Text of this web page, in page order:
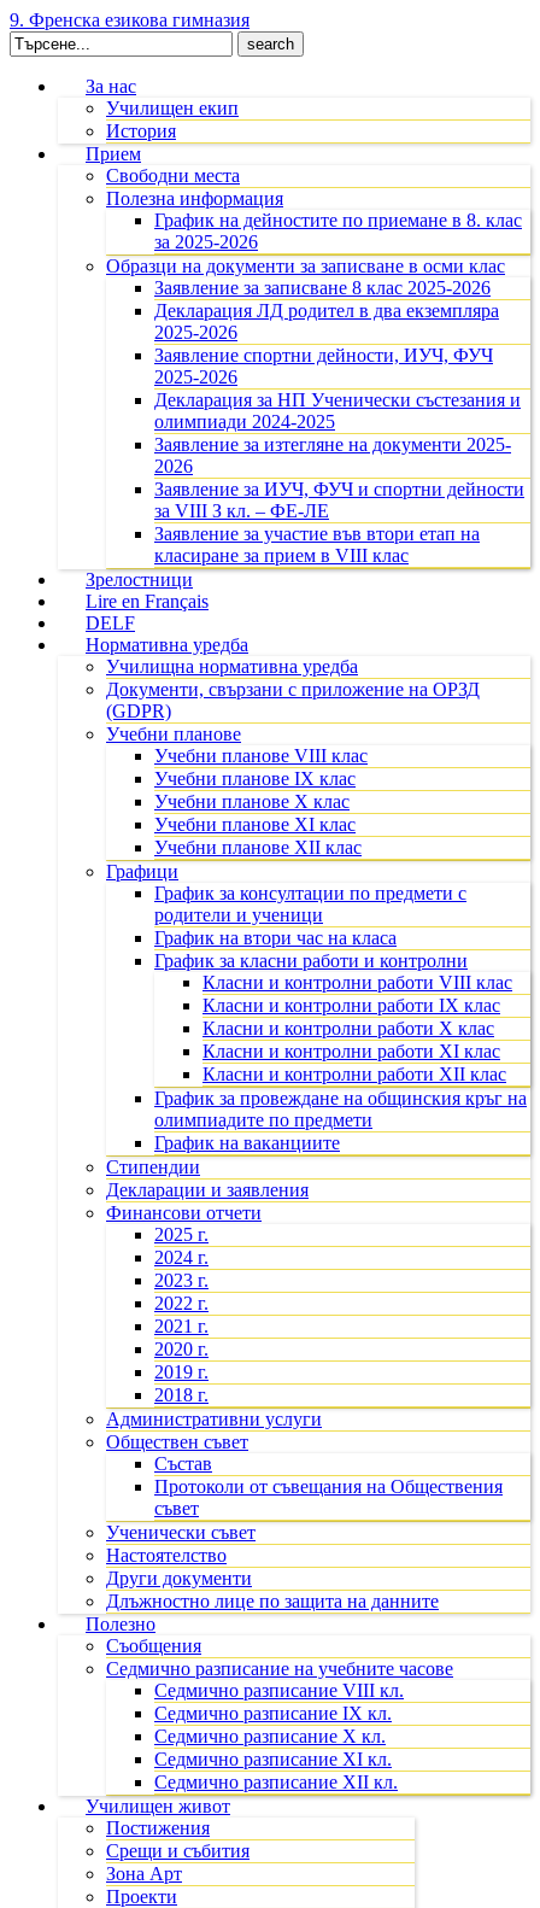
9. Френска езикова гимназия
Search
for:
За нас
Училищен екип
История
Прием
Свободни места
Полезна информация
График на дейностите по приемане в 8. клас
за 2025-2026
Образци на документи за записване в осми клас
Заявление за записване 8 клас 2025-2026
Декларация ЛД родител в два екземпляра
2025-2026
Заявление спортни дейности, ИУЧ, ФУЧ
2025-2026
Декларация за НП Ученически състезания и
олимпиади 2024-2025
Заявление за изтегляне на документи 2025-
2026
Заявление за ИУЧ, ФУЧ и спортни дейности
за VIII З кл. – ФЕ-ЛЕ
Заявление за участие във втори етап на
класиране за прием в VIII клас
Зрелостници
Lire en Français
DELF
Нормативна уредба
Училищна нормативна уредба
Документи, свързани с приложение на ОРЗД
(GDPR)
Учебни планове
Учебни планове VIII клас
Учебни планове IX клас
Учебни планове X клас
Учебни планове XI клас
Учебни планове XII клас
Графици
График за консултации по предмети с
родители и ученици
График на втори час на класа
График за класни работи и контролни
Класни и контролни работи VIII клас
Класни и контролни работи IX клас
Класни и контролни работи X клас
Класни и контролни работи XI клас
Класни и контролни работи XII клас
График за провеждане на общинския кръг на
олимпиадите по предмети
График на ваканциите
Стипендии
Декларации и заявления
Финансови отчети
2025 г.
2024 г.
2023 г.
2022 г.
2021 г.
2020 г.
2019 г.
2018 г.
Административни услуги
Обществен съвет
Състав
Протоколи от съвещания на Обществения
съвет
Ученически съвет
Настоятелство
Други документи
Длъжностно лице по защита на данните
Полезно
Съобщения
Седмично разписание на учебните часове
Седмично разписание VIII кл.
Седмично разписание IX кл.
Седмично разписание X кл.
Седмично разписание XI кл.
Седмично разписание XII кл.
Училищен живот
Постижения
Срещи и събития
Зона Арт
Проекти